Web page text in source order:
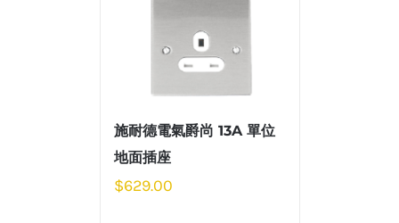
施耐德電氣爵尚 13A 單位
地面插座
$629.00